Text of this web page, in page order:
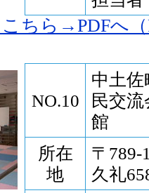
ちら→PDFへ（
NO.10
中土佐
民交流
館
所在
地
〒
久礼